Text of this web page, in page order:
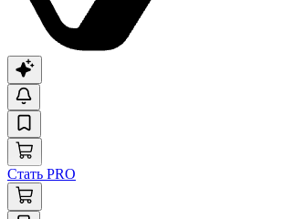
Стать PRO